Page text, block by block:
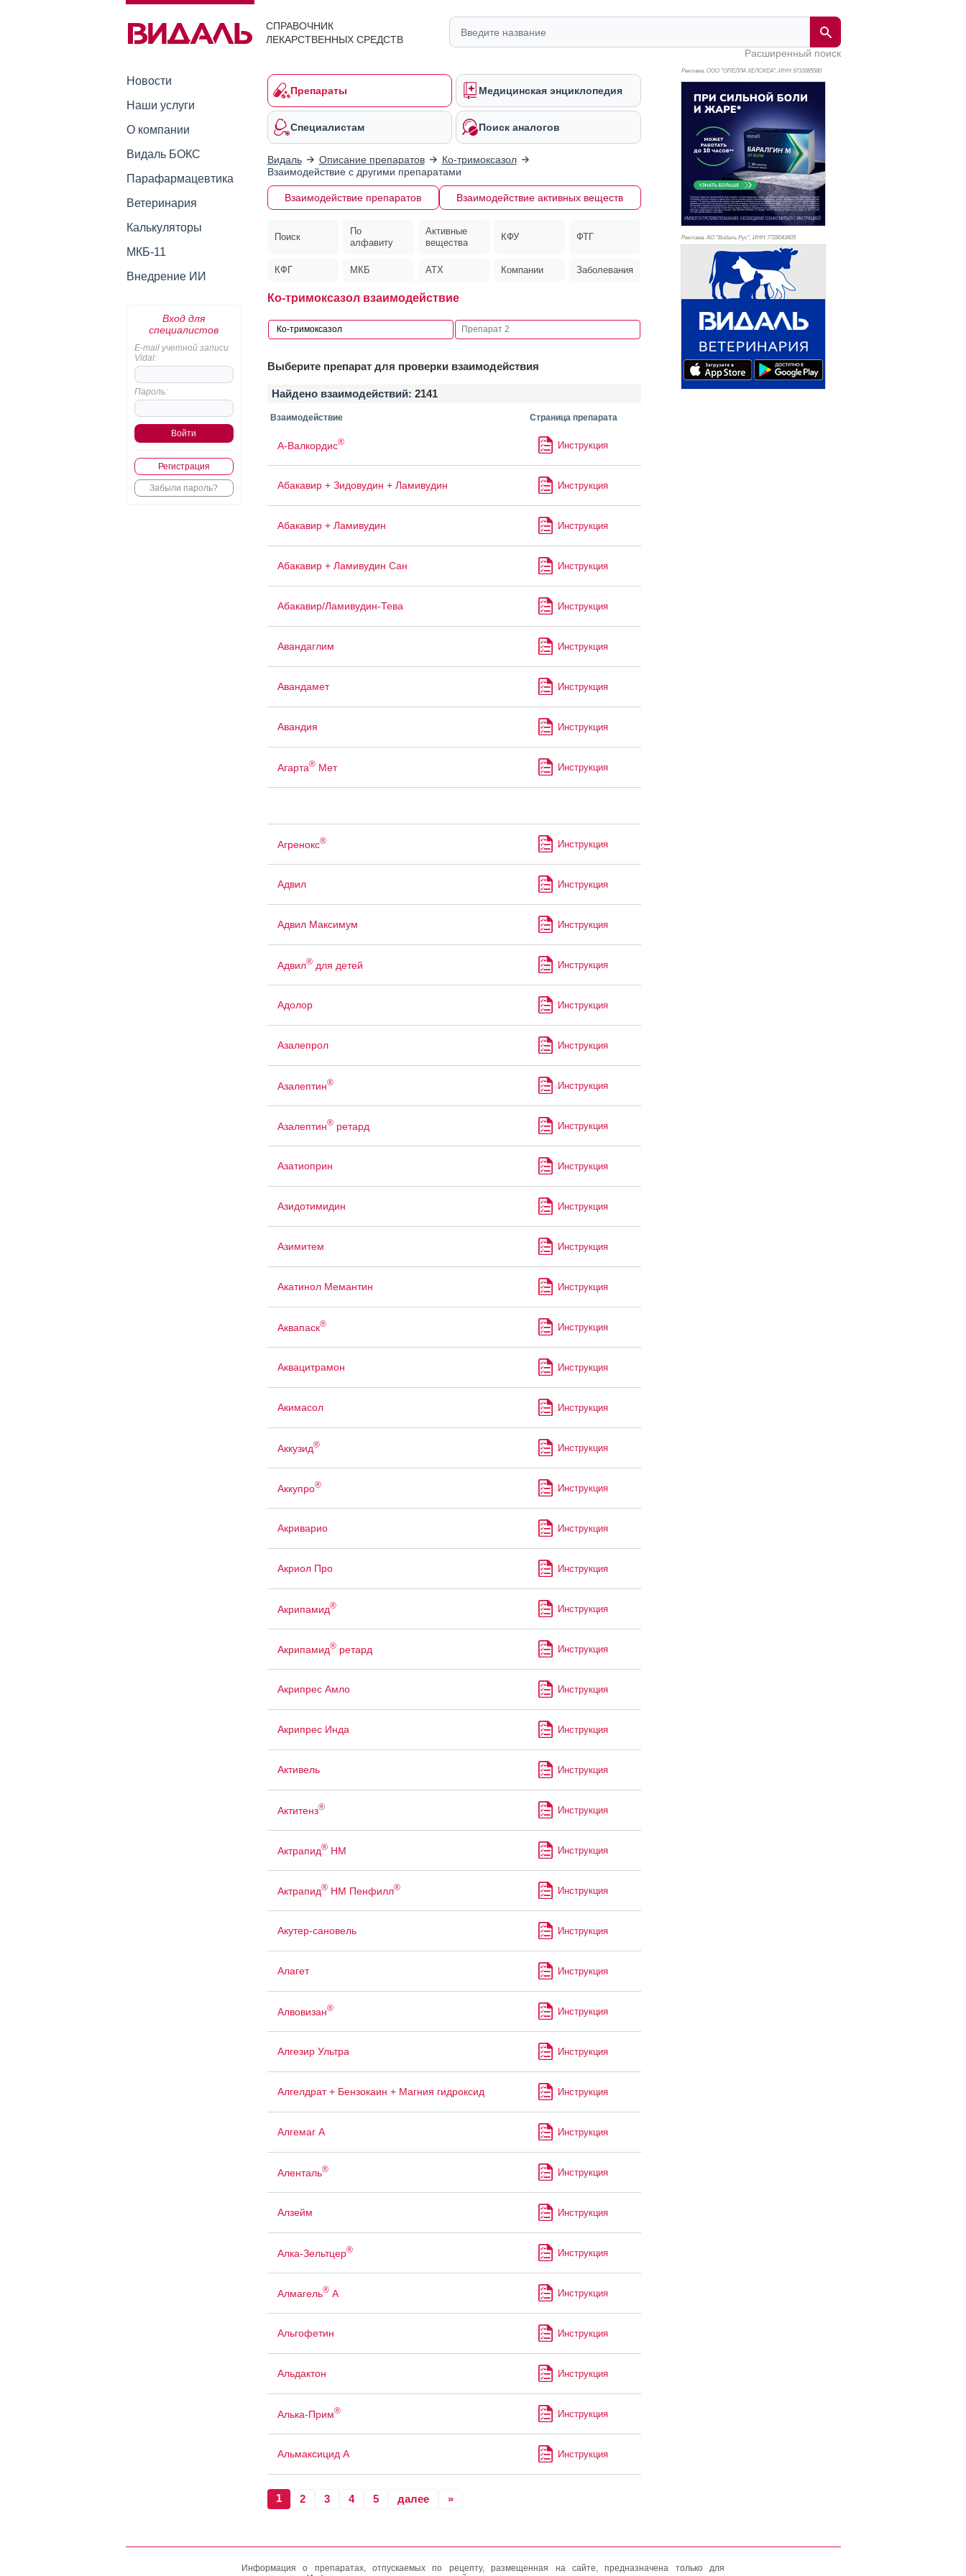
СПРАВОЧНИК
ЛЕКАРСТВЕННЫХ СРЕДСТВ
Расширенный поиск
Новости
Наши услуги
О компании
Видаль БОКС
Парафармацевтика
Ветеринария
Калькуляторы
МКБ-11
Внедрение ИИ
Вход для
специалистов
E-mail учетной записи
Vidal:
Пароль:
Регистрация
Забыли пароль?
Препараты Медицинская энциклопедия
Специалистам Поиск аналогов
Видаль Описание препаратов
Ко-тримоксазол
Взаимодействие с другими препаратами
Взаимодействие препаратов Взаимодействие активных веществ
Поиск
По
алфавиту
Активные
вещества
КФУ ФТГ
КФГ МКБ АТХ Компании Заболевания
Ко-тримоксазол взаимодействие
Выберите препарат для проверки взаимодействия
Найдено взаимодействий: 2141
Взаимодействие Страница препарата
А-Валкордис® Инструкция
Абакавир + Зидовудин + Ламивудин Инструкция
Абакавир + Ламивудин Инструкция
Абакавир + Ламивудин Сан Инструкция
Абакавир/Ламивудин-Тева Инструкция
Авандаглим Инструкция
Авандамет Инструкция
Авандия Инструкция
Агарта®Мет Инструкция
Агренокс® Инструкция
Адвил Инструкция
Адвил Максимум Инструкция
Адвил®для детей Инструкция
Адолор Инструкция
Азалепрол Инструкция
Азалептин® Инструкция
Азалептин®ретард Инструкция
Азатиоприн Инструкция
Азидотимидин Инструкция
Азимитем Инструкция
Акатинол Мемантин Инструкция
Аквапаск® Инструкция
Аквацитрамон Инструкция
Акимасол Инструкция
Аккузид® Инструкция
Аккупро® Инструкция
Акриварио Инструкция
Акриол Про Инструкция
Акрипамид® Инструкция
Акрипамид®ретард Инструкция
Акрипрес Амло Инструкция
Акрипрес Инда Инструкция
Активель Инструкция
Актитенз® Инструкция
Актрапид®НМ Инструкция
Актрапид®НМ Пенфилл® Инструкция
Акутер-сановель Инструкция
Алагет Инструкция
Алвовизан® Инструкция
Алгезир Ультра Инструкция
Алгелдрат + Бензокаин + Магния гидроксид Инструкция
Алгемаг А Инструкция
Аленталь® Инструкция
Алзейм Инструкция
Алка-Зельтцер® Инструкция
Алмагель®А Инструкция
Альгофетин Инструкция
Альдактон Инструкция
Алька-Прим® Инструкция
Альмаксицид А Инструкция
1 2 3 4 5 далее »
Реклама. ООО "ОПЕЛЛА ХЕЛСКЕА", ИНН 9710085580
Реклама. АО "Видаль Рус", ИНН 7728043605
Информация о препаратах, отпускаемых по рецепту, размещенная на сайте, предназначена только для